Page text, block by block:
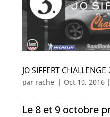
JO SIFFERT
par rachel | Oct 10, 2016|
Le 8 et 9 octobre